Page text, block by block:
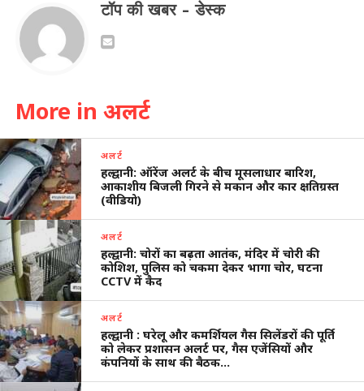
टॉप की खबर - डेस्क
More in अलर्ट
अलर्ट
हल्द्वानी: ऑरेंज अलर्ट के बीच मूसलाधार बारिश,
आकाशीय बिजली गिरने से मकान और कार क्षतिग्रस्त
(वीडियो)
अलर्ट
हल्द्वानी: चोरों का बढ़ता आतंक, मंदिर में चोरी की
कोशिश, पुलिस को चकमा देकर भागा चोर, घटना
CCTV में कैद
अलर्ट
हल्द्वानी : घरेलू और कमर्शियल गैस सिलेंडरों की पूर्ति
को लेकर प्रशासन अलर्ट पर, गैस एजेंसियों और
कंपनियों के साथ की बैठक…